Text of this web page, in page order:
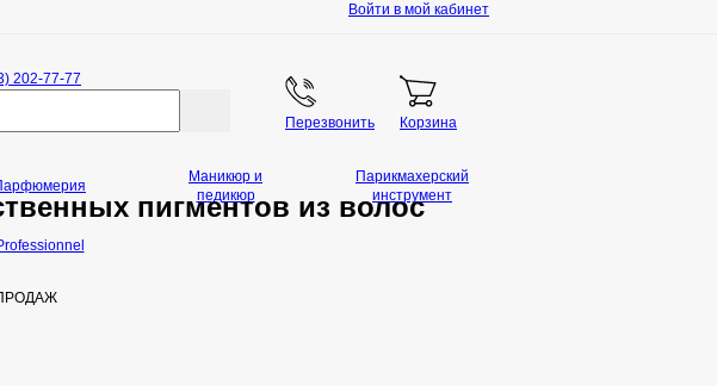
Войти в мой кабинет
202-77-77
Перезвонить Корзина
пигментов из волос
Маникюр и
педикюр
Парикмахерский
инструмент